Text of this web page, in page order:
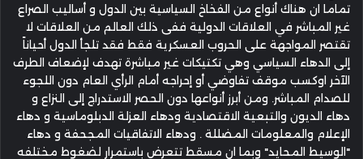
تماما ان هناك أنواع من الفخاخ السياسية بين الدول و أساليب الصراع
غير المباشر في العلاقات الدولية ففى ذلك العالم من العلاقات لا
تقتصر المواجهة على الحروب العسكرية فقط فقد تلجأ الدول أحياناً
إلى الدهاء السياسي وهي تكتيكات غير مباشرة تهدف لإضعاف الطرف
الآخر اوكسب موقف تفاوضي أو إحراجه أمام الرأي العام دون اللجوء
للصدام المباشر. ومن أبرز أنواعها دون الحصر الاستدراج إلى النزاع و
دهاء الديون والتبعية الاقتصادية ودهاء العزلة الدبلوماسية و دهاء
الإعلام والمعلومات المضللة . ودهاء الاتفاقيات المجحفة و دهاء
"الوسيط المحايد" وبما ان مسقط تتعرض باستمرار لضغوط مختلفه